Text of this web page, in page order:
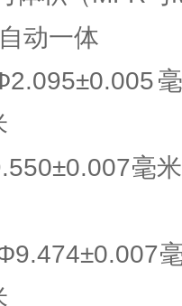
动一体
毫